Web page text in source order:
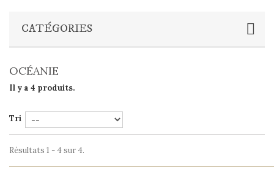
CATÉGORIES
OCÉANIE
Il y a 4 produits.
Tri
Résultats 1 - 4 sur 4.